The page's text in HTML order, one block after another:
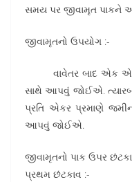
સમય પર જીવામૃત પાકને
જીવામૃતનો ઉપયોગ :-
વાવેતર બાદ એક એકર
સાથે આપવું જોઈએ.
પ્રતિ એકર પ્રમાણે
આપવું જોઈએ.
જીવામૃતનો પાક ઉપર
પ્રથમ છંટકાવ :-